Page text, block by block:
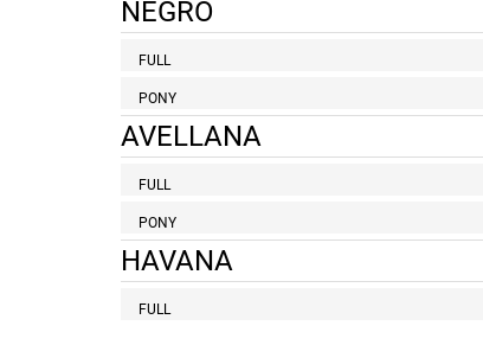
NEGRO
FULL
PONY
AVELLANA
FULL
PONY
HAVANA
FULL